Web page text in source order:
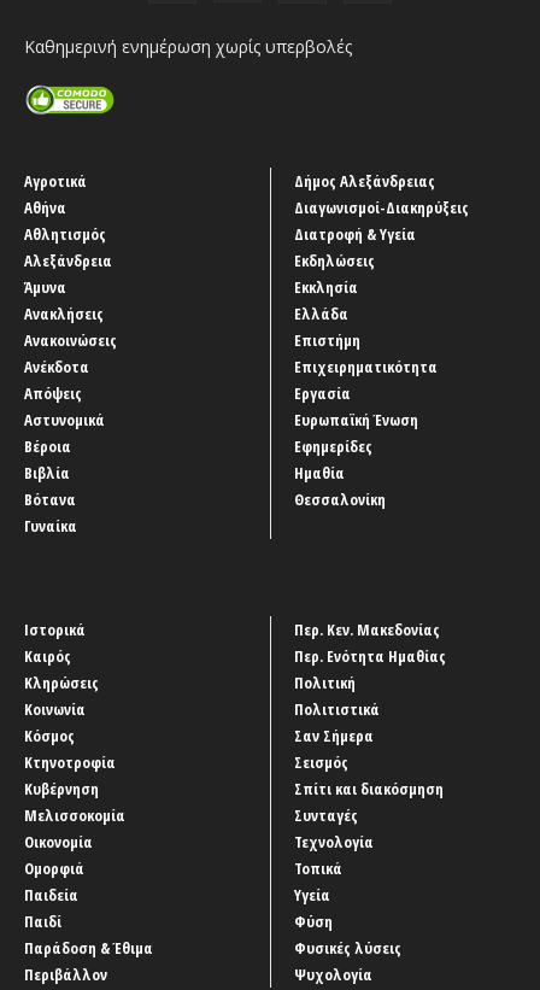
Καθημερινή ενημέρωση χωρίς υπερβολές
Αγροτικά
Αθήνα
Αθλητισμός
Αλεξάνδρεια
Άμυνα
Ανακλήσεις
Ανακοινώσεις
Ανέκδοτα
Απόψεις
Αστυνομικά
Βέροια
Βιβλία
Βότανα
Γυναίκα
Δήμος Αλεξάνδρειας
Διαγωνισμοί-Διακηρύξεις
Διατροφή & Υγεία
Εκδηλώσεις
Εκκλησία
Ελλάδα
Επιστήμη
Επιχειρηματικότητα
Εργασία
Ευρωπαϊκή Ένωση
Εφημερίδες
Ημαθία
Θεσσαλονίκη
Ιστορικά
Καιρός
Κληρώσεις
Κοινωνία
Κόσμος
Κτηνοτροφία
Κυβέρνηση
Μελισσοκομία
Οικονομία
Ομορφιά
Παιδεία
Παιδί
Παράδοση & Έθιμα
Περιβάλλον
Περ. Κεν. Μακεδονίας
Περ. Ενότητα Ημαθίας
Πολιτική
Πολιτιστικά
Σαν Σήμερα
Σεισμός
Σπίτι και διακόσμηση
Συνταγές
Τεχνολογία
Τοπικά
Υγεία
Φύση
Φυσικές λύσεις
Ψυχολογία